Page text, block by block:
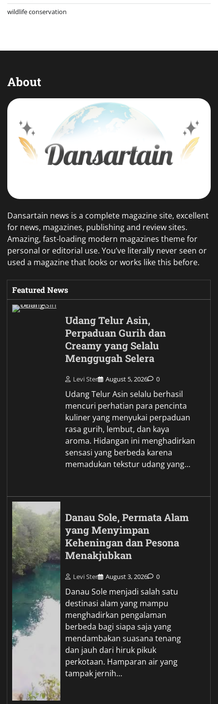
wildlife conservation
About
Dansartain news is a complete magazine site, excellent
for news, magazines, publishing and review sites.
Amazing, fast-loading modern magazines theme for
personal or editorial use. You’ve literally never seen or
used a magazine that looks or works like this before.
Featured News
Udang Telur Asin,
Perpaduan Gurih dan
Creamy yang Selalu
Menggugah Selera
Levi Ster August 5, 2026 0
Udang Telur Asin selalu berhasil
mencuri perhatian para pencinta
kuliner yang menyukai perpaduan
rasa gurih, lembut, dan kaya
aroma. Hidangan ini menghadirkan
sensasi yang berbeda karena
memadukan tekstur udang yang…
Danau Sole, Permata Alam
yang Menyimpan
Keheningan dan Pesona
Menakjubkan
Levi Ster August 3, 2026 0
Danau Sole menjadi salah satu
destinasi alam yang mampu
menghadirkan pengalaman
berbeda bagi siapa saja yang
mendambakan suasana tenang
dan jauh dari hiruk pikuk
perkotaan. Hamparan air yang
tampak jernih…